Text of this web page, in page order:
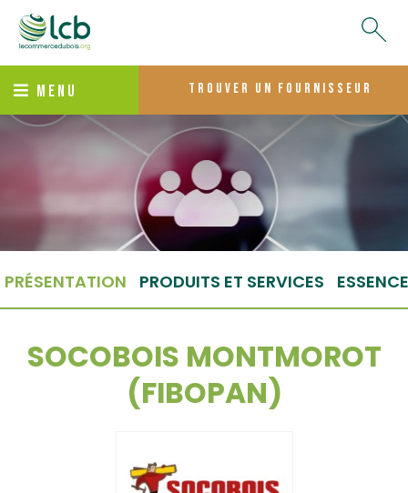
MENU trouver un fournisseur
PRÉSENTATION PRODUITS ET SERVICES
SOCOBOIS MONTMOROT
(FIBOPAN)